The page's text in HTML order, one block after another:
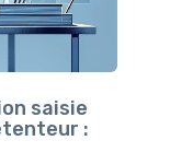
saisie
: